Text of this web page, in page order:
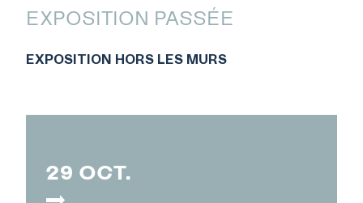
EXPOSITION PASSÉE
EXPOSITION HORS LES MURS
29 OCT.